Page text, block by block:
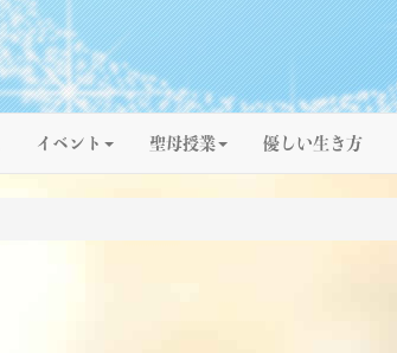
イベント 聖母授業 優しい生き方